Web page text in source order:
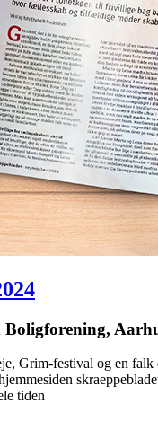
Grim-festival og en
tiden